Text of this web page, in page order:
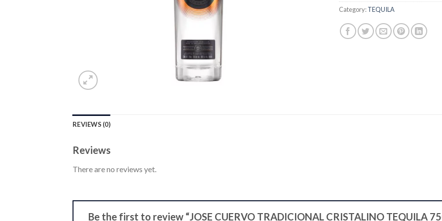
Category:TEQUILA
REVIEWS (0)
Reviews
There are no reviews yet.
Be the first to review “JOSE CUERVO TRADICIONAL CRISTALINO TEQUILA